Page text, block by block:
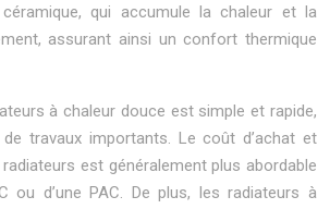
céramique, qui accumule la chaleur et la
assurant ainsi un confort thermique
à chaleur douce est simple et rapide,
travaux importants. Le coût d’achat et
est généralement plus abordable
ou d’une PAC. De plus, les radiateurs à